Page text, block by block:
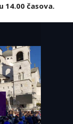
14.00 časova.